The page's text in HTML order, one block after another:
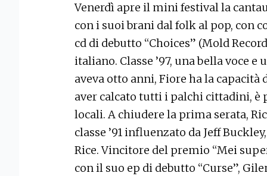
Venerdì apre il mini festival la
con i suoi brani dal folk al pop, con
cd di debutto “Choices” (Mold
italiano. Classe ’97, una bella voce
aveva otto anni, Fiore ha la
aver calcato tutti i palchi cittadini,
locali. A chiudere la prima serata,
classe ’91 influenzato da Jeff
Rice. Vincitore del premio “Mei
con il suo ep di debutto “Curse”,